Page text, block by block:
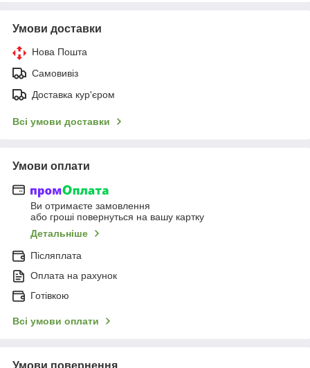
Умови доставки
Нова Пошта
Самовивіз
Доставка кур'єром
Всі умови доставки
Умови оплати
Ви отримаєте замовлення
або гроші повернуться на вашу картку
Детальніше
Післяплата
Оплата на рахунок
Готівкою
Всі умови оплати